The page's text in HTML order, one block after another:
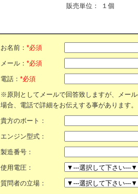
販売単位：
１個
お名前： *必須
メール： *必須
電話： *必須
※原則としてメールで回答致しますが、メー
場合、電話で詳細をお伝えする事があります。
貴方のボート：
エンジン型式：
製造番号：
使用電圧：
質問者の立場：